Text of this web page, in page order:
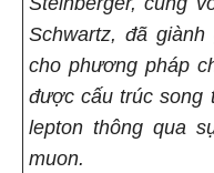
Schwartz, đã
cho phương pháp
được cấu trúc song
lepton thông qua
muon.